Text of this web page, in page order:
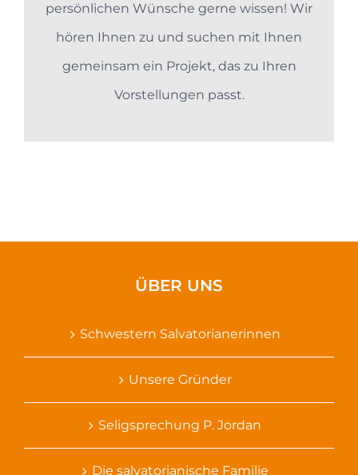
persönlichen Wünsche gerne wissen! Wir
hören Ihnen zu und suchen mit Ihnen
gemeinsam ein Projekt, das zu Ihren
Vorstellungen passt.
ÜBER UNS
Schwestern Salvatorianerinnen
Unsere Gründer
Seligsprechung P. Jordan
Die salvatorianische Familie